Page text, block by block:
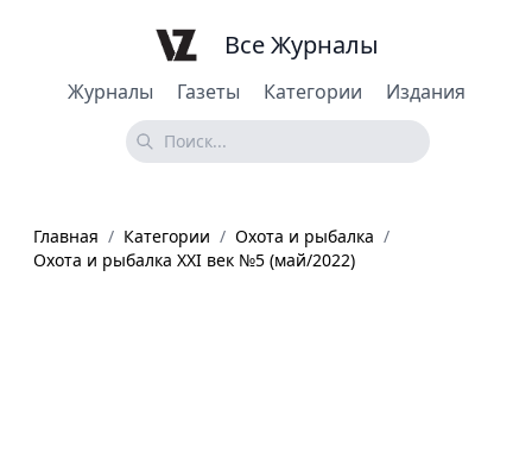
Журналы Газеты Категории Издания
Все Журналы
Главная / Категории / Охота и рыбалка /
Охота и рыбалка XXI век №5 (май/2022)